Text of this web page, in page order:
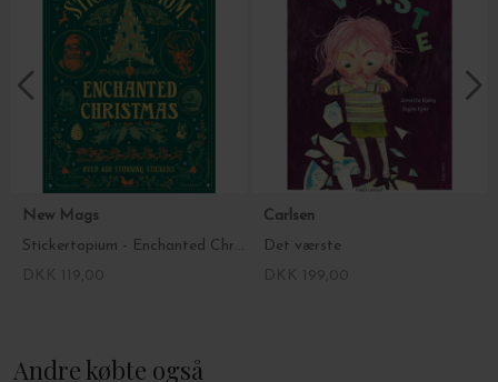
New Mags
Stickertopium - Enchanted Christmas
Carlsen
Det værste
Andre købte også